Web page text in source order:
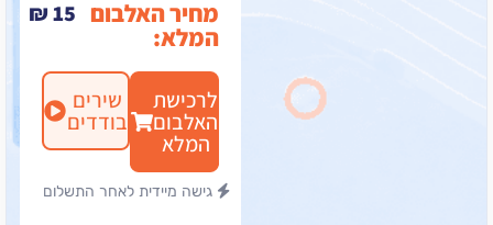
מחיר האלבום ₪15
לרכישת
האלבום
שירים
בודדים
גישה מיידית לאחר התשלום